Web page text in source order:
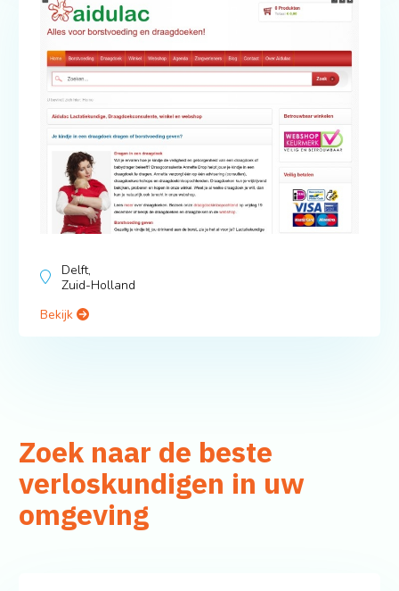
Delft,
Zuid-Holland
Bekijk
Zoek naar de beste
verloskundigen in uw
omgeving